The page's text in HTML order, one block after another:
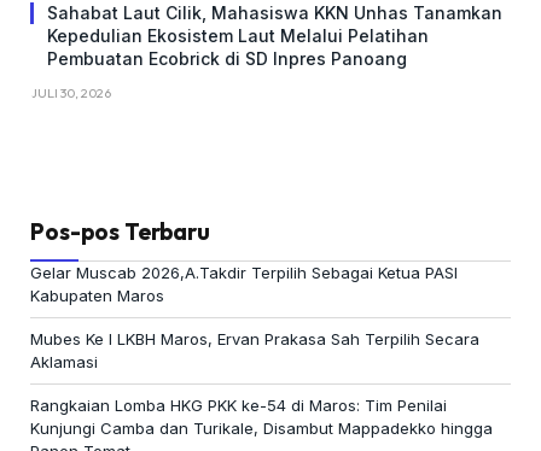
Sahabat Laut Cilik, Mahasiswa KKN Unhas Tanamkan
Kepedulian Ekosistem Laut Melalui Pelatihan
Pembuatan Ecobrick di SD Inpres Panoang
JULI 30, 2026
Pos-pos Terbaru
Gelar Muscab 2026,A.Takdir Terpilih Sebagai Ketua PASI
Kabupaten Maros
Mubes Ke I LKBH Maros, Ervan Prakasa Sah Terpilih Secara
Aklamasi
Rangkaian Lomba HKG PKK ke-54 di Maros: Tim Penilai
Kunjungi Camba dan Turikale, Disambut Mappadekko hingga